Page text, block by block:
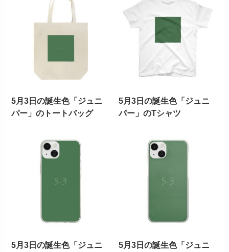
5月3日の誕生色「ジュニ
パー」のトートバッグ
5月3日の誕生色「ジュニ
パー」のTシャツ
5月3日の誕生色「ジュニ
5月3日の誕生色「ジュニ